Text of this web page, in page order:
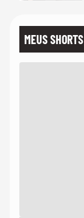
MEUS SHORTS